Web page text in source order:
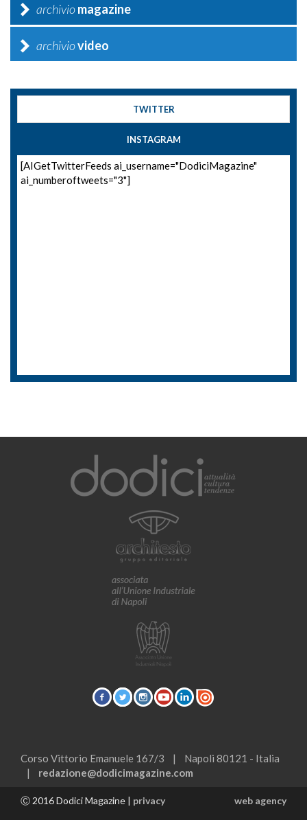
archiviomagazine
archiviovideo
TWITTER
INSTAGRAM
[AIGetTwitterFeeds ai_username="DodiciMagazine"
ai_numberoftweets="3"]
Corso Vittorio Emanuele 167/3 | Napoli 80121 - Italia
| redazione@dodicimagazine.com
Ⓒ 2016 Dodici Magazine | privacy web agency